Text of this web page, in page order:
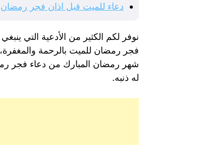
دعاء للميت قبل اذان فجر رمضان
نوفر لكم الكثير من الأدعية التي
فجر رمضان للميت بالرحمة
شهر رمضان المبارك من دعاء فجر
له ذنبه.